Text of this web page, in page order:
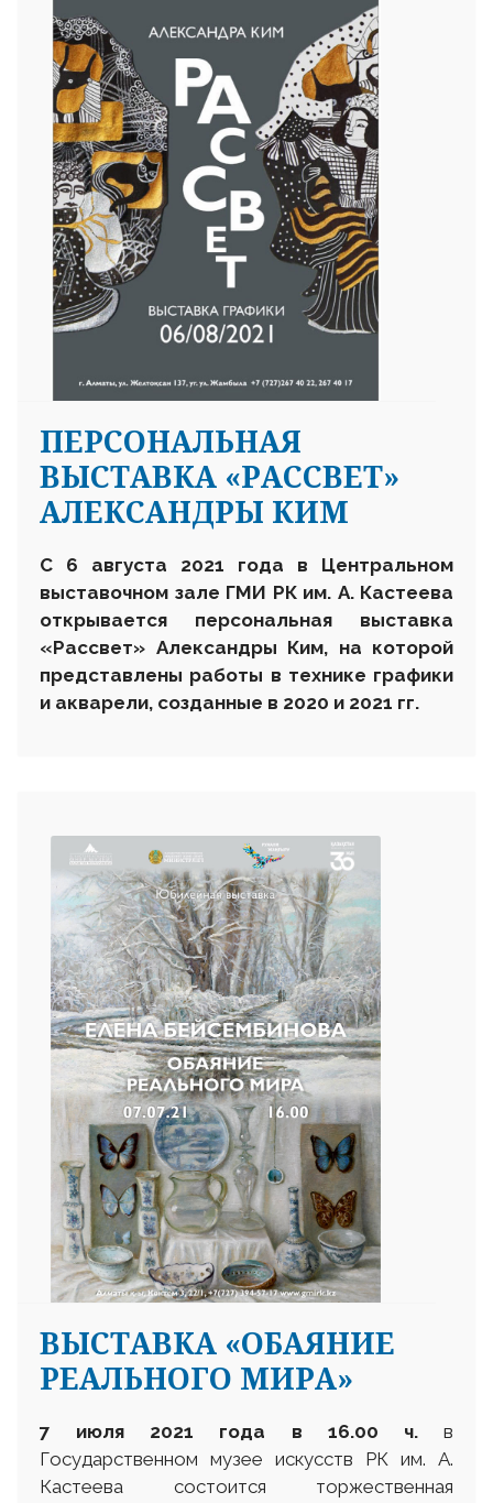
ПЕРСОНАЛЬНАЯ
ВЫСТАВКА «РАССВЕТ»
АЛЕКСАНДРЫ КИМ
С 6 августа 2021 года в Центральном
выставочном зале ГМИ РК им. А. Кастеева
открывается персональная выставка
«Рассвет» Александры Ким, на которой
представлены работы в технике графики
и акварели, созданные в 2020 и 2021 гг.
ВЫСТАВКА «ОБАЯНИЕ
РЕАЛЬНОГО МИРА»
7 июля 2021 года в 16.00 ч. в
Государственном музее искусств РК им. А.
Кастеева состоится торжественная